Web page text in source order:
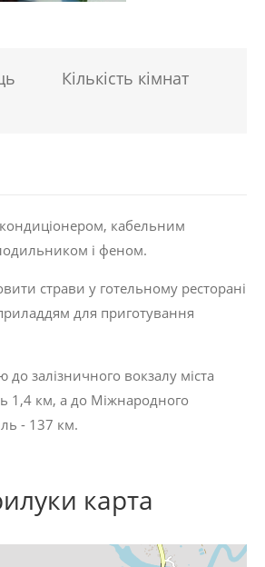
Кількість кімнат
кабельним
і феном.
страви у готельному ресторані
для приготування
до залізничного вокзалу міста
1,4 км, а до Міжнародного
- 137 км.
карта